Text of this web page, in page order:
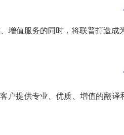
增值服务的同时，将联普打造成
户提供专业、优质、增值的翻